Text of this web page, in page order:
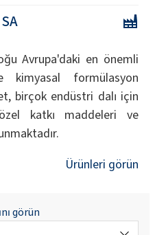
Avrupa'daki en önemli
formülasyon
birçok endüstri dalı için
katkı maddeleri ve
Ürünleri görün
görün